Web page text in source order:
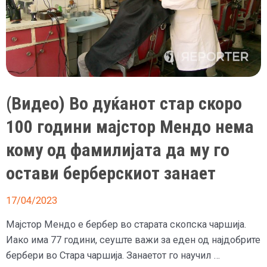
(Видео) Во дуќанот стар скоро
100 години мајстор Мендо нема
кому од фамилијата да му го
остави берберскиот занает
17/04/2023
Мајстор Мендо е бербер во старата скопска чаршија.
Иако има 77 години, сеуште важи за еден од најдобрите
бербери во Стара чаршија. Занаетот го научил …